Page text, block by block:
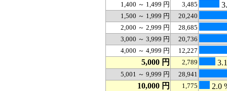
1,400 ～ 1,499 円 3,485
1,500 ～ 1,999 円
20,240
2,000 ～ 2,999 円
28,685
3,000 ～ 3,999 円
20,736
4,000 ～ 4,999 円
12,227
5,000 円 2,789
5,001 ～ 9,999 円 28,941
10,000 円 1,775 2.0